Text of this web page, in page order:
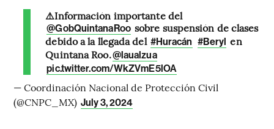
⚠️Información importante del
@GobQuintanaRoo sobre suspensión de clases
debido a la llegada del #Huracán #Beryl en
Quintana Roo.@laualzua
pic.twitter.com/WkZVmE5lOA
— Coordinación Nacional de Protección Civil
(@CNPC_MX) July 3, 2024